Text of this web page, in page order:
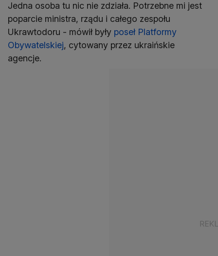
Jedna osoba tu nic nie zdziała. Potrzebne mi jest
poparcie ministra, rządu i całego zespołu
Ukrawtodoru - mówił były poseł Platformy
Obywatelskiej, cytowany przez ukraińskie
agencje.